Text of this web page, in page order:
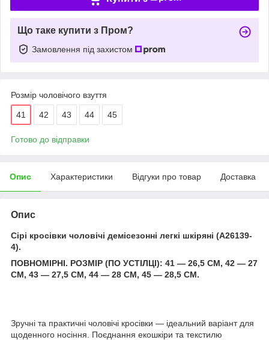
Що таке купити з Пром?
Замовлення під захистом
Розмір чоловічого взуття
41 42 43 44 45
Готово до відправки
Опис Характеристики Відгуки про товар Доставка
Опис
Сірі кросівки чоловічі демісезонні легкі шкіряні (A26139-
4).
ПОВНОМІРНІ. РОЗМІР (ПО УСТІЛЦІ): 41 — 26,5 СМ, 42 — 27
СМ, 43 — 27,5 СМ, 44 — 28 СМ, 45 — 28,5 СМ.
Зручні та практичні чоловічі кросівки — ідеальний варіант для
щоденного носіння. Поєднання екошкіри та текстилю